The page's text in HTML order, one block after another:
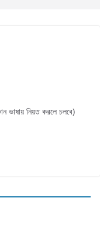
ভাষায় নিয়ত করলে চলবে)